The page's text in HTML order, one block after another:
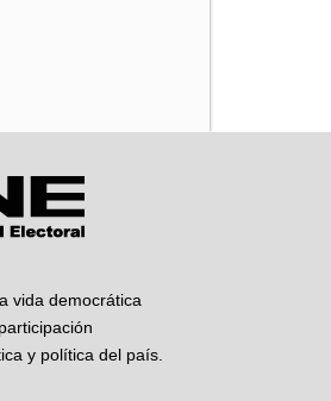
vida democrática
y política del país.